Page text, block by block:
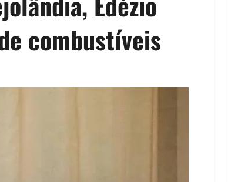
combustíveis